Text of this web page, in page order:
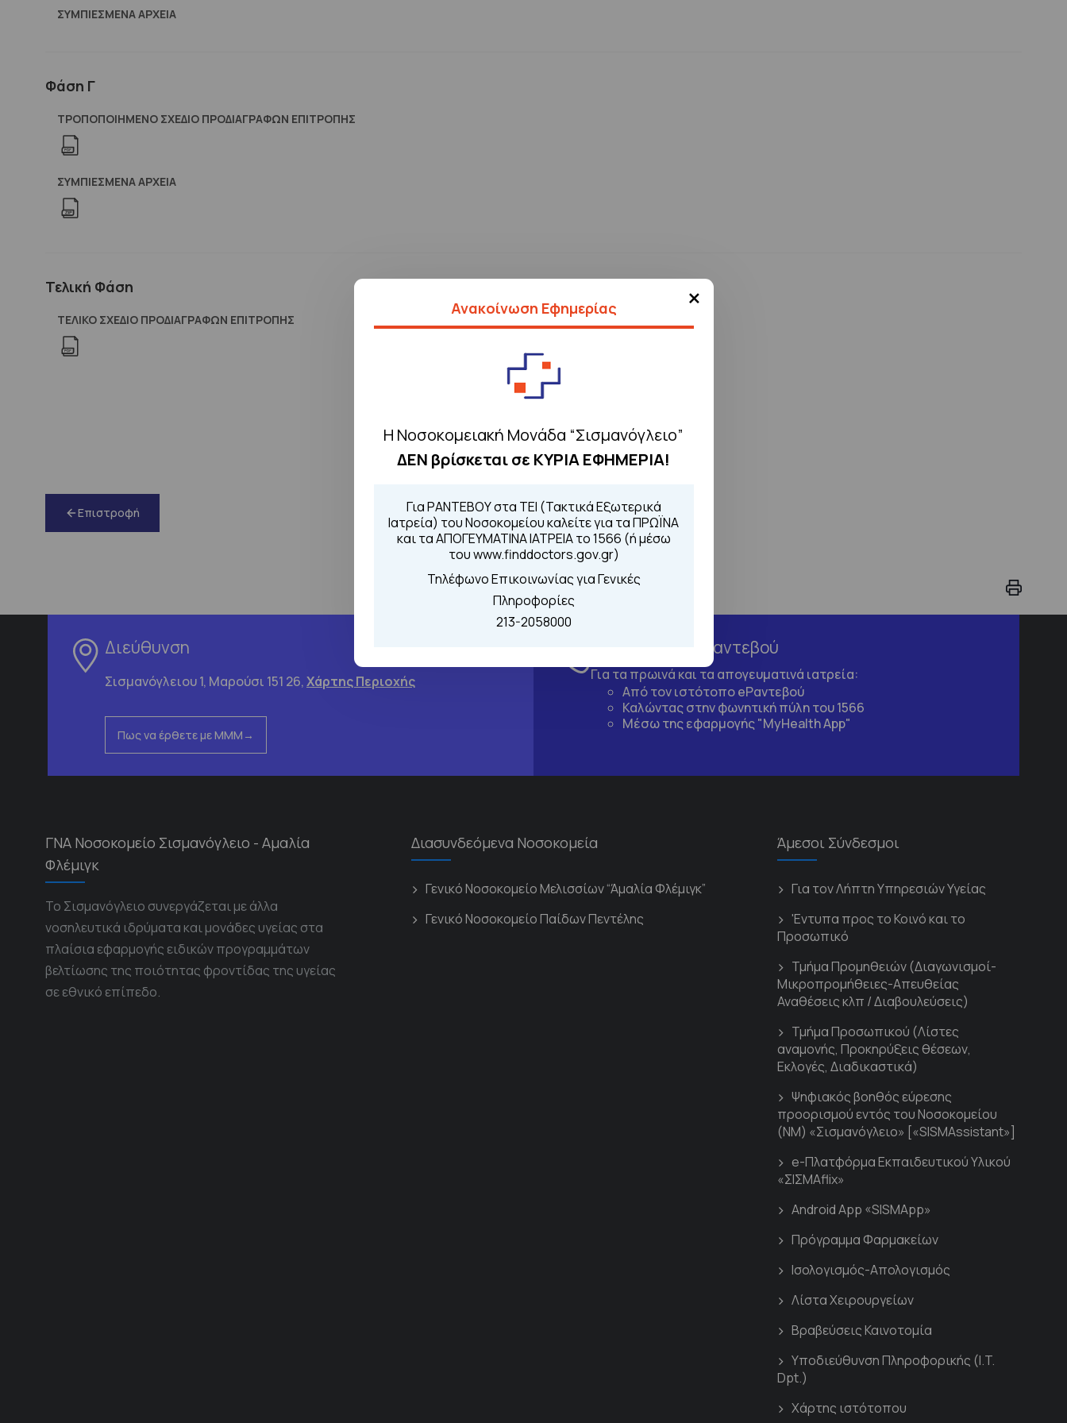
×
Ανακοίνωση Εφημερίας
Η Νοσοκομειακή Μονάδα “Σισμανόγλειο”
ΔΕΝ βρίσκεται σε ΚΥΡΙΑ ΕΦΗΜΕΡΙΑ!
Για ΡΑΝΤΕΒΟΥ στα ΤΕΙ (Τακτικά Εξωτερικά
Ιατρεία) του Νοσοκομείου καλείτε για τα ΠΡΩΪΝΑ
και τα ΑΠΟΓΕΥΜΑΤΙΝΑ ΙΑΤΡΕΙΑ το 1566 (ή μέσω
του www.finddoctors.gov.gr)
Τηλέφωνο Επικοινωνίας για Γενικές
Πληροφορίες
213-2058000
ΣΥΜΠΙΕΣΜΈΝΑ ΑΡΧΕΊΑ
Φάση Γ
ΤΡΟΠΟΠΟΙΗΜΕΝΟ ΣΧΕΔΙΟ ΠΡΟΔΙΑΓΡΑΦΩΝ ΕΠΙΤΡΟΠΗΣ
ΣΥΜΠΙΕΣΜΈΝΑ ΑΡΧΕΊΑ
Τελική Φάση
ΤΕΛΙΚΟ ΣΧΕΔΙΟ ΠΡΟΔΙΑΓΡΑΦΩΝ ΕΠΙΤΡΟΠΗΣ
Επιστροφή
Διεύθυνση
Σισμανόγλειου 1, Μαρούσι 151 26,Χάρτης Περιοχής
Πως να έρθετε με ΜΜΜ
Τηλέφωνα για Ραντεβού
Για τα πρωινά και τα απογευματινά ιατρεία:
Από τον ιστότοποeΡαντεβού
Καλώντας στην φωνητική πύλη του 1566
Μέσω της εφαρμογής "MyHealth App"
ΓΝΑ Νοσοκομείο Σισμανόγλειο - Αμαλία
Φλέμιγκ
Το Σισμανόγλειο συνεργάζεται με άλλα
νοσηλευτικά ιδρύματα και μονάδες υγείας στα
πλαίσια εφαρμογής ειδικών προγραμμάτων
βελτίωσης της ποιότητας φροντίδας της υγείας
σε εθνικό επίπεδο.
Διασυνδεόμενα Νοσοκομεία
Γενικό Νοσοκομείο Μελισσίων “Άμαλία Φλέμιγκ”
Γενικό Νοσοκομείο Παίδων Πεντέλης
Άμεσοι Σύνδεσμοι
Για τον Λήπτη Υπηρεσιών Υγείας
'Εντυπα προς το Κοινό και το
Προσωπικό
Τμήμα Προμηθειών (Διαγωνισμοί-
Μικροπρομήθειες-Απευθείας
Αναθέσεις κλπ / Διαβουλεύσεις)
Τμήμα Προσωπικού (Λίστες
αναμονής, Προκηρύξεις θέσεων,
Εκλογές, Διαδικαστικά)
Ψηφιακός βοηθός εύρεσης
προορισμού εντός του Νοσοκομείου
(ΝΜ) «Σισμανόγλειο» [«SISMAssistant»]
e-Πλατφόρμα Εκπαιδευτικού Υλικού
«ΣΙΣΜΑflix»
Android App «SISMApp»
Πρόγραμμα Φαρμακείων
Ισολογισμός-Απολογισμός
Λίστα Χειρουργείων
Βραβεύσεις Καινοτομία
Υποδιεύθυνση Πληροφορικής (I.T.
Dpt.)
Χάρτης ιστότοπου